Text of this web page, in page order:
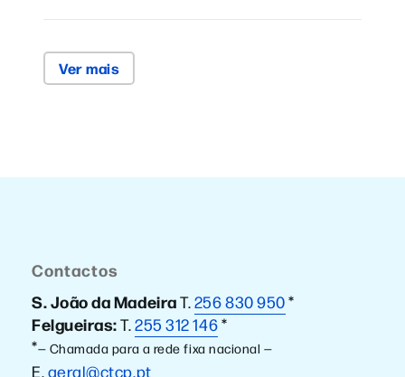
Ver mais
Contactos
S. João da MadeiraT.256 830 950*
Felgueiras:T.255 312 146*
*— Chamada para a rede fixa nacional —
E.geral@ctcp.pt